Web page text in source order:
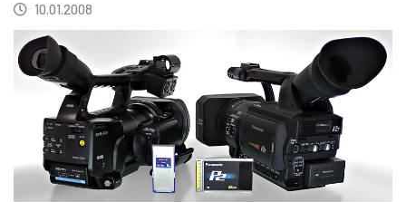
10.01.2008